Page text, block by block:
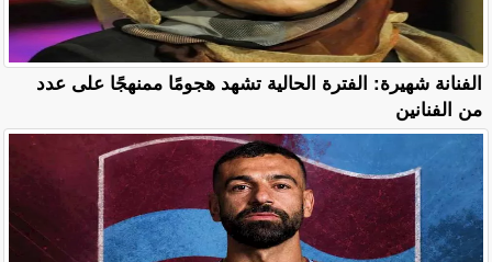
الفنانة شهيرة: الفترة الحالية تشهد هجومًا ممنهجًا على عدد
من الفنانين